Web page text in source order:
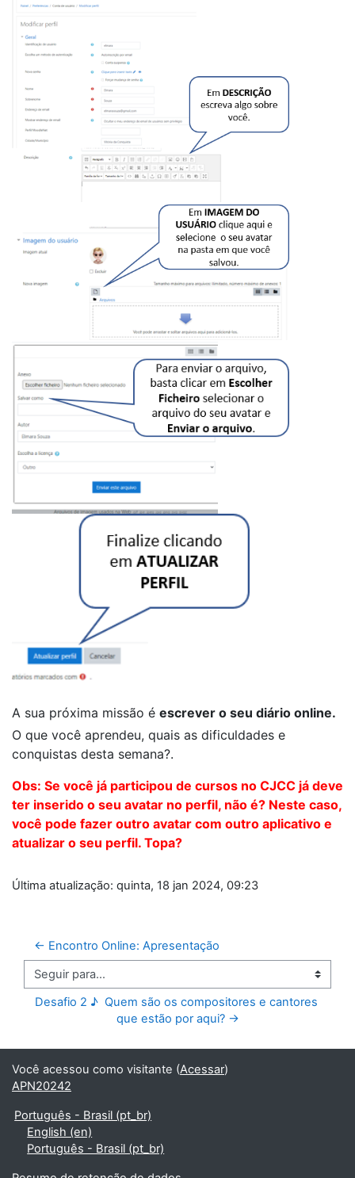
A sua próxima missão é escrever o seu diário online.
O que você aprendeu, quais as dificuldades e
conquistas desta semana?.
Obs: Se você já participou de cursos no CJCC já deve
ter inserido o seu avatar no perfil, não é? Neste caso,
você pode fazer outro avatar com outro aplicativo e
atualizar o seu perfil. Topa?
Última atualização: quinta, 18 jan 2024, 09:23
← Encontro Online: Apresentação
Seguir para...
Desafio 2 ♪  Quem são os compositores e cantores
que estão por aqui? →
Você acessou como visitante (Acessar)
APN20242
Português - Brasil ‎(pt_br)‎
English ‎(en)‎
Português - Brasil ‎(pt_br)‎